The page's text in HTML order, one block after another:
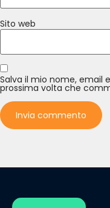
Sito web
Salva il mio nome, email
prossima volta che